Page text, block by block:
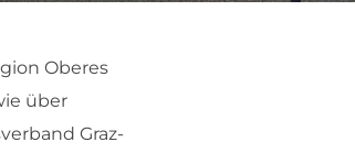
Oberes
über
Graz-